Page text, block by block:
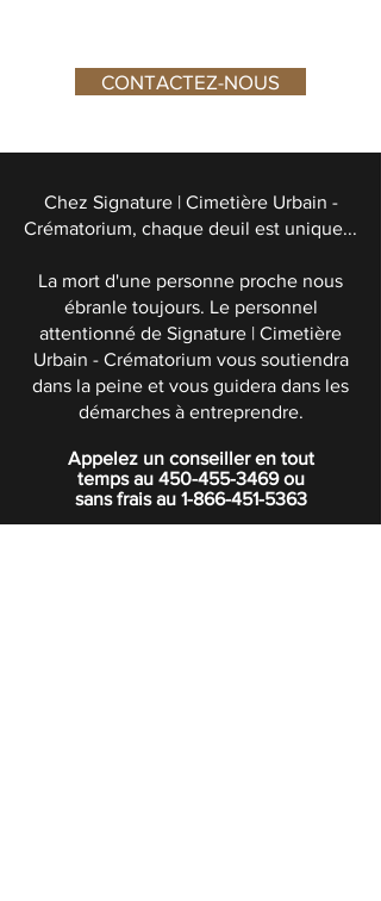
CONTACTEZ-NOUS
Chez Signature | Cimetière Urbain -
Crématorium, chaque deuil est unique...
La mort d'une personne proche nous
ébranle toujours. Le personnel
attentionné de Signature | Cimetière
Urbain - Crématorium vous soutiendra
dans la peine et vous guidera dans les
démarches à entreprendre.
Appelez un conseiller en tout
temps au 450-455-3469ou
sans frais au 1-866-451-5363